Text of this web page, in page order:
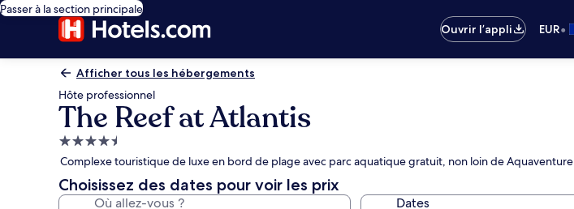
Passer à la section principale
Ouvrir l’appli
EUR•
Afficher tous les hébergements
Hôte professionnel
The Reef at Atlantis
Hébergement
4.5 étoiles
Complexe touristique de luxe en bord de plage avec parc aquatique gratuit, non loin de Aquaventure
Choisissez des dates pour voir les prix
Où allez-vous ? Dates